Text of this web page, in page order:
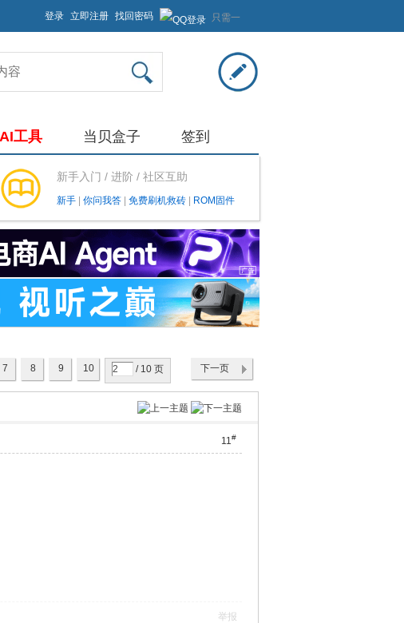
只需一
步，快
速开始
登录 立即注册 找回密码
工具 当贝盒子 签到
新手入门 / 进阶 / 社区互助
新手 你问我答 免费刷机救砖 ROM固件
7 8 9 10 / 10 页 下一页
11#
举报